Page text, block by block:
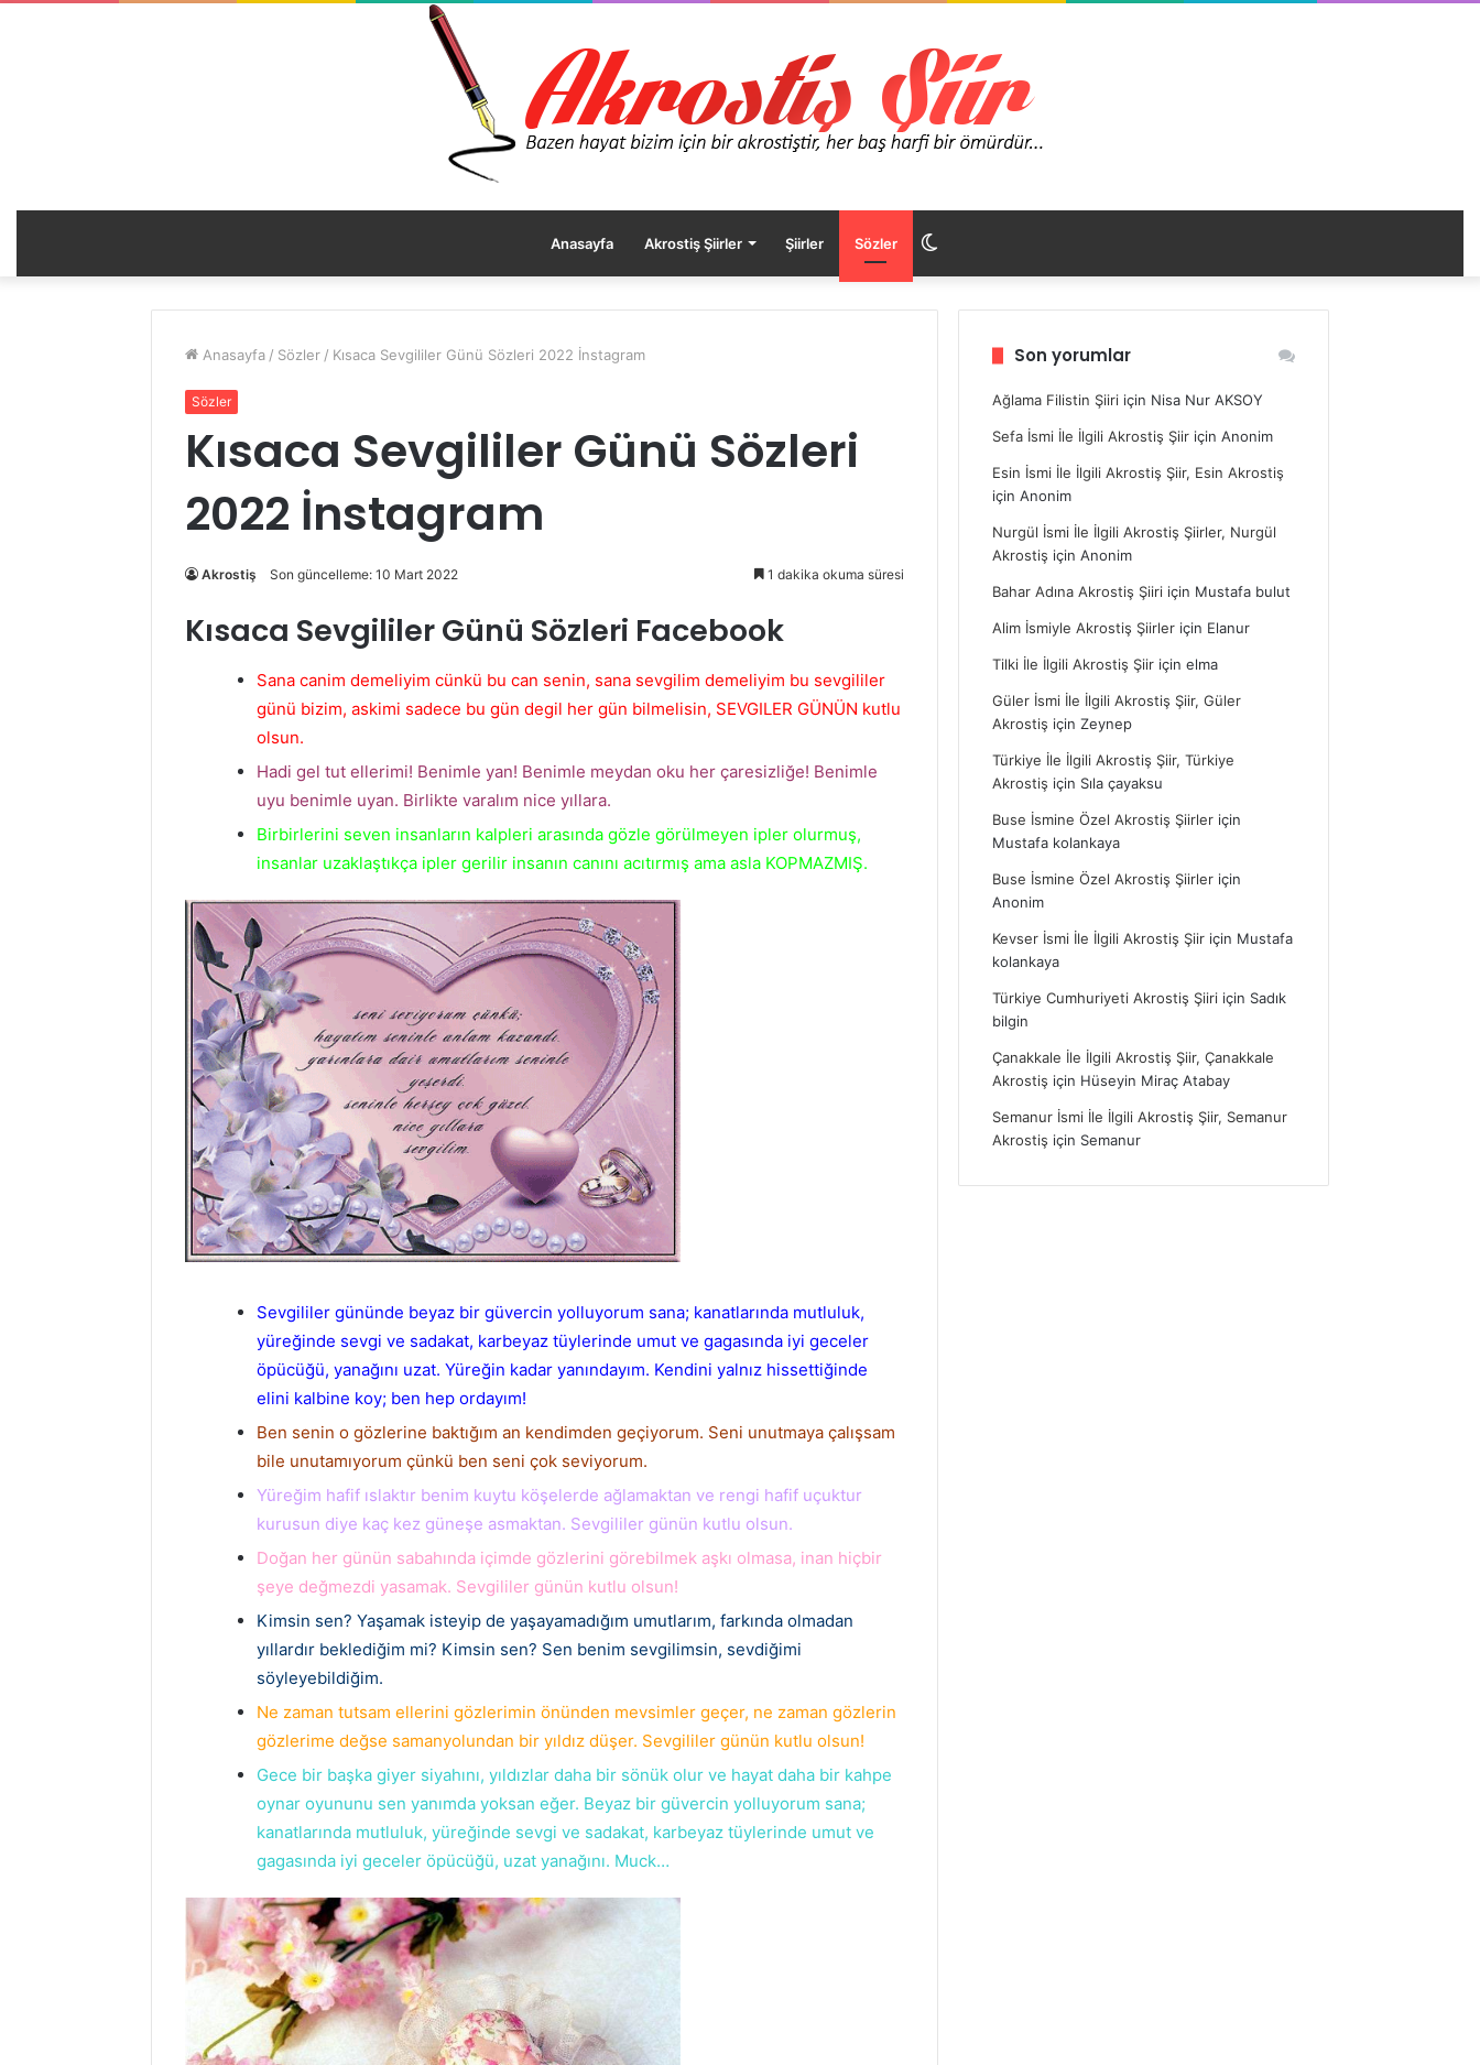
Anasayfa Akrostiş Şiirler Şiirler Sözler
görünümü
Anasayfa / Sözler / Kısaca Sevgililer Günü Sözleri 2022 İnstagram
Sözler
Kısaca Sevgililer Günü Sözleri
2022 İnstagram
Akrostiş Son güncelleme: 10 Mart 2022 1 dakika okuma süresi
Kısaca Sevgililer Günü Sözleri Facebook
Sana canim demeliyim cünkü bu can senin, sana sevgilim demeliyim bu sevgililer
günü bizim, askimi sadece bu gün degil her gün bilmelisin, SEVGILER GÜNÜN kutlu
olsun.
Hadi gel tut ellerimi! Benimle yan! Benimle meydan oku her çaresizliğe! Benimle
uyu benimle uyan. Birlikte varalım nice yıllara.
Birbirlerini seven insanların kalpleri arasında gözle görülmeyen ipler olurmuş,
insanlar uzaklaştıkça ipler gerilir insanın canını acıtırmış ama asla KOPMAZMIŞ.
Sevgililer gününde beyaz bir güvercin yolluyorum sana; kanatlarında mutluluk,
yüreğinde sevgi ve sadakat, karbeyaz tüylerinde umut ve gagasında iyi geceler
öpücüğü, yanağını uzat. Yüreğin kadar yanındayım. Kendini yalnız hissettiğinde
elini kalbine koy; ben hep ordayım!
Ben senin o gözlerine baktığım an kendimden geçiyorum. Seni unutmaya çalışsam
bile unutamıyorum çünkü ben seni çok seviyorum.
Yüreğim hafif ıslaktır benim kuytu köşelerde ağlamaktan ve rengi hafif uçuktur
kurusun diye kaç kez güneşe asmaktan. Sevgililer günün kutlu olsun.
Doğan her günün sabahında içimde gözlerini görebilmek aşkı olmasa, inan hiçbir
şeye değmezdi yasamak. Sevgililer günün kutlu olsun!
Kimsin sen? Yaşamak isteyip de yaşayamadığım umutlarım, farkında olmadan
yıllardır beklediğim mi? Kimsin sen? Sen benim sevgilimsin, sevdiğimi
söyleyebildiğim.
Ne zaman tutsam ellerini gözlerimin önünden mevsimler geçer, ne zaman gözlerin
gözlerime değse samanyolundan bir yıldız düşer. Sevgililer günün kutlu olsun!
Gece bir başka giyer siyahını, yıldızlar daha bir sönük olur ve hayat daha bir kahpe
oynar oyununu sen yanımda yoksan eğer. Beyaz bir güvercin yolluyorum sana;
kanatlarında mutluluk, yüreğinde sevgi ve sadakat, karbeyaz tüylerinde umut ve
gagasında iyi geceler öpücüğü, uzat yanağını. Muck…
Son yorumlar
Ağlama Filistin Şiiri için Nisa Nur AKSOY
Sefa İsmi İle İlgili Akrostiş Şiir içinAnonim
Esin İsmi İle İlgili Akrostiş Şiir, Esin Akrostiş
içinAnonim
Nurgül İsmi İle İlgili Akrostiş Şiirler, Nurgül
Akrostiş içinAnonim
Bahar Adına Akrostiş Şiiri için Mustafa bulut
Alim İsmiyle Akrostiş Şiirler için Elanur
Tilki İle İlgili Akrostiş Şiir içinelma
Güler İsmi İle İlgili Akrostiş Şiir, Güler
Akrostiş içinZeynep
Türkiye İle İlgili Akrostiş Şiir, Türkiye
Akrostiş için Sıla çayaksu
Buse İsmine Özel Akrostiş Şiirler için
Mustafa kolankaya
Buse İsmine Özel Akrostiş Şiirler için
Anonim
Kevser İsmi İle İlgili Akrostiş Şiir için Mustafa
kolankaya
Türkiye Cumhuriyeti Akrostiş Şiiri için Sadık
bilgin
Çanakkale İle İlgili Akrostiş Şiir, Çanakkale
Akrostiş için Hüseyin Miraç Atabay
Semanur İsmi İle İlgili Akrostiş Şiir, Semanur
Akrostiş için Semanur